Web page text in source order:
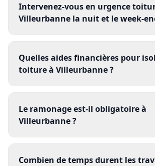
Intervenez-vous en urgence
Villeurbanne la nuit et le week-
Quelles aides financières pour
toiture à Villeurbanne ?
Le ramonage est-il obligatoire à
Villeurbanne ?
Combien de temps durent les